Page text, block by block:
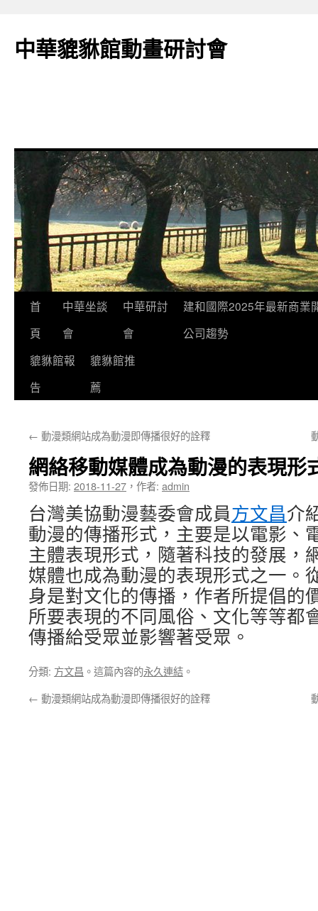
主
中華貔貅館動畫研討會
首
頁
中華坐談
會
中華研討
會
建和國際2025年最新商業
公司趨勢
貔貅館報
告
貔貅館推
薦
← 動漫類網站成為動漫即傳播很好的詮釋
網絡移動媒體成為動漫的表現形
發佈日期: 2018-11-27 ， 作者: admin
台灣美協動漫藝委會成員方文昌介
動漫的傳播形式，主要是以電影、
主體表現形式，隨著科技的發展，
媒體也成為動漫的表現形式之一。
身是對文化的傳播，作者所提倡的
所要表現的不同風俗、文化等等都
傳播給受眾並影響著受眾。
分類: 方文昌 。這篇內容的永久連結 。
← 動漫類網站成為動漫即傳播很好的詮釋